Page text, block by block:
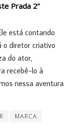
Prada 2”
está contando
o diretor criativo
do ator,
recebê-lo à
nessa aventura
MARCA